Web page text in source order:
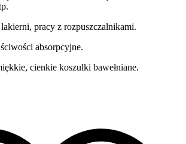
pracy z rozpuszczalnikami.
absorpcyjne.
cienkie koszulki bawełniane.